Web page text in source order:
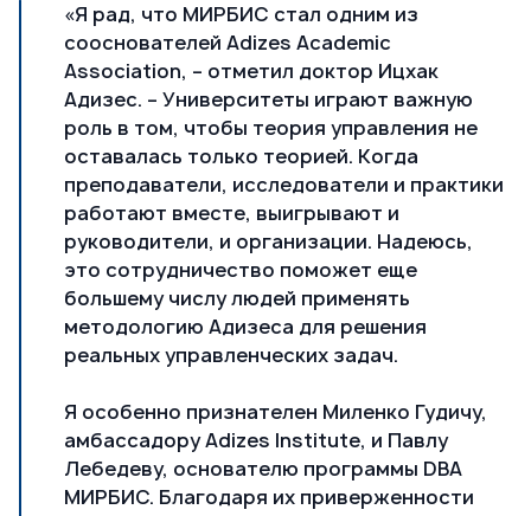
«Я рад, что МИРБИС стал одним из
сооснователей Adizes Academic
Association, – отметил доктор Ицхак
Адизес. – Университеты играют важную
роль в том, чтобы теория управления не
оставалась только теорией. Когда
преподаватели, исследователи и практики
работают вместе, выигрывают и
руководители, и организации. Надеюсь,
это сотрудничество поможет еще
большему числу людей применять
методологию Адизеса для решения
реальных управленческих задач.
Я особенно признателен Миленко Гудичу,
амбассадору Adizes Institute, и Павлу
Лебедеву, основателю программы DBA
МИРБИС. Благодаря их приверженности